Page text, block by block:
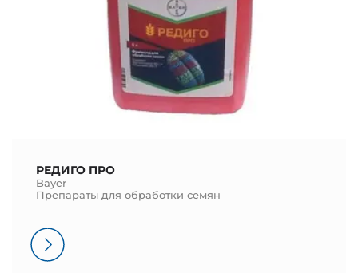
РЕДИГО ПРО
Bayer
Препараты для обработки семян